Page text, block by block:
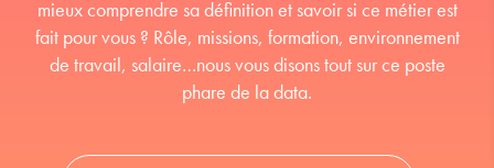
mieux comprendre sa définition et savoir si ce métier est
fait pour vous ? Rôle, missions, formation, environnement
de travail, salaire…nous vous disons tout sur ce poste
phare de la data.